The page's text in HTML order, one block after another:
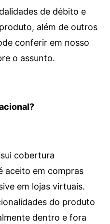
de débito e
além de outros
conferir em nosso
o assunto.
cobertura
aceito em compras
em lojas virtuais.
do produto
dentro e fora